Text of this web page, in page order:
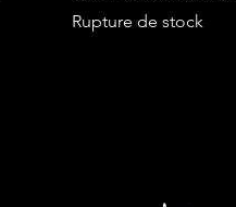
Rupture de stock